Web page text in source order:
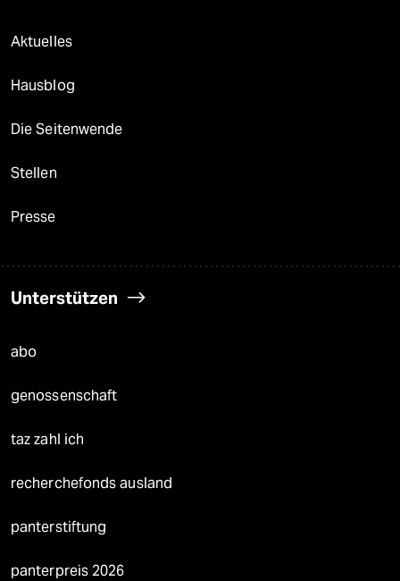
Aktuelles
Hausblog
Die Seitenwende
Stellen
Presse
Unterstützen
abo
genossenschaft
taz zahl ich
recherchefonds ausland
panterstiftung
panterpreis 2026